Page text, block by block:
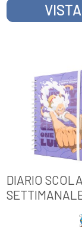
VISTA
DIARIO